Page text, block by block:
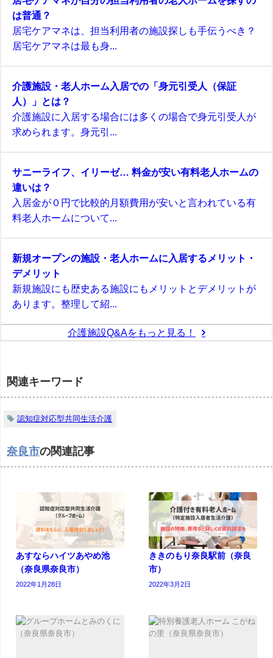
は普通？
居宅ケアマネは、担当利用者の施設探しも手伝うべき？
居宅ケアマネは最も身...
介護施設・老人ホーム入居での「身元引受人（保証
人）」とは？
介護施設に入居する場合には多くの場合で身元引受人が
求められます。身元引...
サニーライフ、イリーゼ… 料金が安い有料老人ホームの
違いは？
入居金が０円で比較的月額費用が安いと言われている有
料老人ホームについて...
新規オープンの施設・老人ホームに入居するメリット・
デメリット
新規施設にも歴史ある施設にもメリットとデメリットが
あります。整理して紹...
介護施設Q&Aをもっと見る！
関連キーワード
認知症対応型共同生活介護
奈良市の関連記事
あすならハイツあやめ池
（奈良県奈良市）
2022年1月28日
ききのもり奈良駅前（奈良
市）
2022年3月2日